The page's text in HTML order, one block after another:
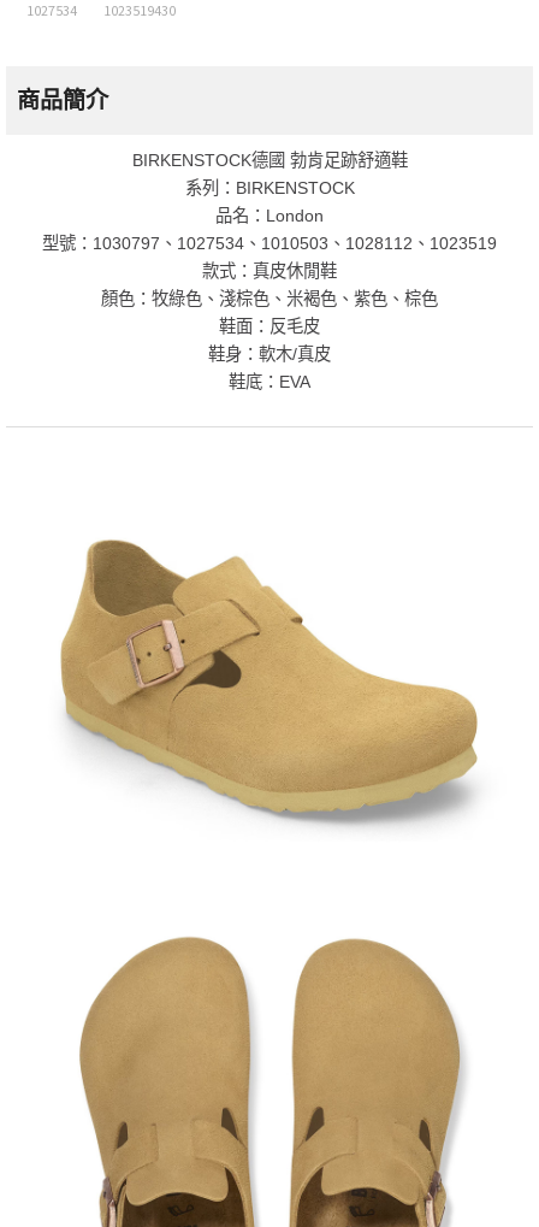
1027534 1023519430
商品簡介
BIRKENSTOCK德國 勃肯足跡舒適鞋
系列：BIRKENSTOCK
品名：London
型號：1030797、1027534、1010503、1028112、1023519
款式：真皮休閒鞋
顏色：牧綠色、淺棕色、米褐色、紫色、棕色
鞋面：反毛皮
鞋身：軟木/真皮
鞋底：EVA